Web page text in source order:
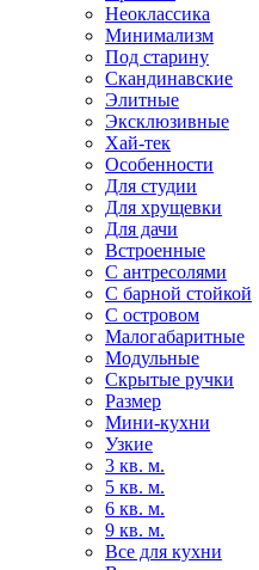
Неоклассика
Минимализм
Под старину
Скандинавские
Элитные
Эксклюзивные
Хай-тек
Особенности
Для студии
Для хрущевки
Для дачи
Встроенные
С антресолями
С барной стойкой
С островом
Малогабаритные
Модульные
Скрытые ручки
Размер
Мини-кухни
Узкие
3 кв. м.
5 кв. м.
6 кв. м.
9 кв. м.
Все для кухни